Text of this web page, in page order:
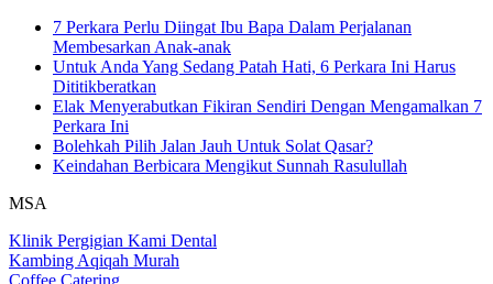
7 Perkara Perlu Diingat Ibu Bapa Dalam Perjalanan
Membesarkan Anak-anak
Untuk Anda Yang Sedang Patah Hati, 6 Perkara Ini Harus
Dititikberatkan
Elak Menyerabutkan Fikiran Sendiri Dengan Mengamalkan 7
Perkara Ini
Bolehkah Pilih Jalan Jauh Untuk Solat Qasar?
Keindahan Berbicara Mengikut Sunnah Rasulullah
MSA
Klinik Pergigian Kami Dental
Kambing Aqiqah Murah
Coffee Catering